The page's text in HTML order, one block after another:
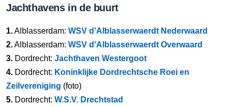
Jachthavens in de buurt
1.Alblasserdam: WSV d'Alblasserwaerdt Nederwaard
2.Alblasserdam: WSV d'Alblasserwaerdt Overwaard
3. Dordrecht: Jachthaven Westergoot
4. Dordrecht: Koninklijke Dordrechtsche Roei en
Zeilvereniging (foto)
5. Dordrecht: W.S.V. Drechtstad